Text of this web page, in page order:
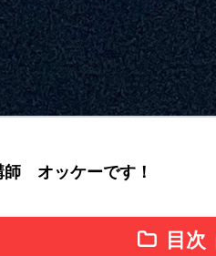
オッケーです！
目次